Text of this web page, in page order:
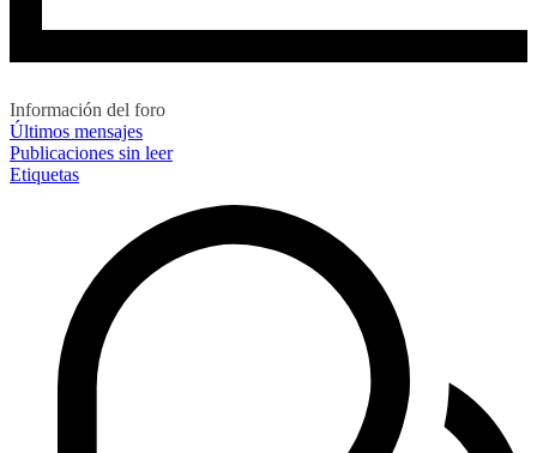
Información del foro
Últimos mensajes
Publicaciones sin leer
Etiquetas